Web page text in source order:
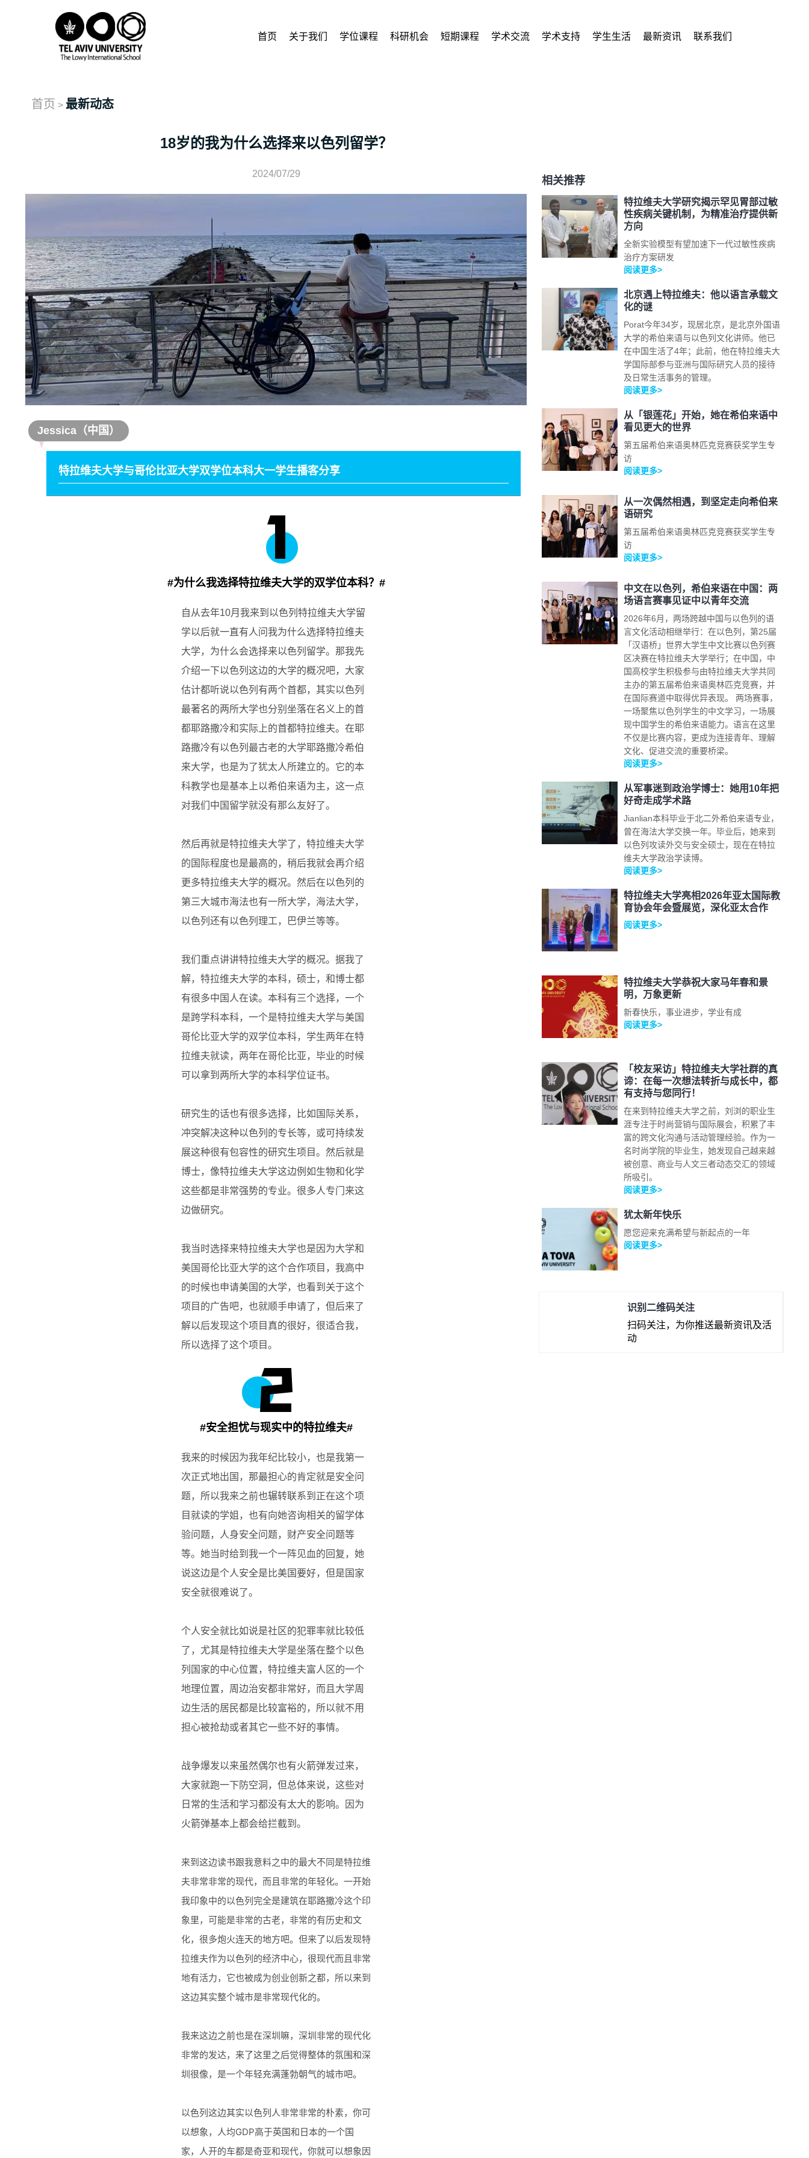
首页 关于我们 学位课程 科研机会 短期课程 学术交流 学术支持 学生生活 最新资讯 联系我们
首页 > 最新动态
18岁的我为什么选择来以色列留学？
2024/07/29
Jessica（中国）
特拉维夫大学与哥伦比亚大学双学位本科大一学生播客分享
#为什么我选择特拉维夫大学的双学位本科？#
自从去年10月我来到以色列特拉维夫大学留
学以后就一直有人问我为什么选择特拉维夫
大学，为什么会选择来以色列留学。那我先
介绍一下以色列这边的大学的概况吧，大家
估计都听说以色列有两个首都，其实以色列
最著名的两所大学也分别坐落在名义上的首
都耶路撒冷和实际上的首都特拉维夫。在耶
路撒冷有以色列最古老的大学耶路撒冷希伯
来大学，也是为了犹太人所建立的。它的本
科教学也是基本上以希伯来语为主，这一点
对我们中国留学就没有那么友好了。
然后再就是特拉维夫大学了，特拉维夫大学
的国际程度也是最高的，稍后我就会再介绍
更多特拉维夫大学的概况。然后在以色列的
第三大城市海法也有一所大学，海法大学，
以色列还有以色列理工，巴伊兰等等。
我们重点讲讲特拉维夫大学的概况。据我了
解，特拉维夫大学的本科，硕士，和博士都
有很多中国人在读。本科有三个选择，一个
是跨学科本科，一个是特拉维夫大学与美国
哥伦比亚大学的双学位本科，学生两年在特
拉维夫就读，两年在哥伦比亚，毕业的时候
可以拿到两所大学的本科学位证书。
研究生的话也有很多选择，比如国际关系，
冲突解决这种以色列的专长等，或可持续发
展这种很有包容性的研究生项目。然后就是
博士，像特拉维夫大学这边例如生物和化学
这些都是非常强势的专业。很多人专门来这
边做研究。
我当时选择来特拉维夫大学也是因为大学和
美国哥伦比亚大学的这个合作项目，我高中
的时候也申请美国的大学，也看到关于这个
项目的广告吧，也就顺手申请了，但后来了
解以后发现这个项目真的很好，很适合我，
所以选择了这个项目。
#安全担忧与现实中的特拉维夫#
我来的时候因为我年纪比较小，也是我第一
次正式地出国，那最担心的肯定就是安全问
题，所以我来之前也辗转联系到正在这个项
目就读的学姐，也有向她咨询相关的留学体
验问题，人身安全问题，财产安全问题等
等。她当时给到我一个一阵见血的回复，她
说这边是个人安全是比美国要好，但是国家
安全就很难说了。
个人安全就比如说是社区的犯罪率就比较低
了，尤其是特拉维夫大学是坐落在整个以色
列国家的中心位置，特拉维夫富人区的一个
地理位置，周边治安都非常好，而且大学周
边生活的居民都是比较富裕的，所以就不用
担心被抢劫或者其它一些不好的事情。
战争爆发以来虽然偶尔也有火箭弹发过来，
大家就跑一下防空洞，但总体来说，这些对
日常的生活和学习都没有太大的影响。因为
火箭弹基本上都会给拦截到。
来到这边读书跟我意料之中的最大不同是特拉维
夫非常非常的现代，而且非常的年轻化。一开始
我印象中的以色列完全是建筑在耶路撒冷这个印
象里，可能是非常的古老，非常的有历史和文
化，很多炮火连天的地方吧。但来了以后发现特
拉维夫作为以色列的经济中心，很现代而且非常
地有活力，它也被成为创业创新之都，所以来到
这边其实整个城市是非常现代化的。
我来这边之前也是在深圳嘛，深圳非常的现代化
非常的发达，来了这里之后觉得整体的氛围和深
圳很像，是一个年轻充满蓬勃朝气的城市吧。
以色列这边其实以色列人非常非常的朴素，你可
以想象，人均GDP高于英国和日本的一个国
家，人开的车都是奇亚和现代，你就可以想象因
相关推荐
特拉维夫大学研究揭示罕见胃部过敏
性疾病关键机制，为精准治疗提供新
方向
全新实验模型有望加速下一代过敏性疾病
治疗方案研发
阅读更多>
北京遇上特拉维夫：他以语言承载文
化的谜
Porat今年34岁，现居北京，是北京外国语
大学的希伯来语与以色列文化讲师。他已
在中国生活了4年；此前，他在特拉维夫大
学国际部参与亚洲与国际研究人员的接待
及日常生活事务的管理。
阅读更多>
从「银莲花」开始，她在希伯来语中
看见更大的世界
第五届希伯来语奥林匹克竞赛获奖学生专
访
阅读更多>
从一次偶然相遇，到坚定走向希伯来
语研究
第五届希伯来语奥林匹克竞赛获奖学生专
访
阅读更多>
中文在以色列，希伯来语在中国：两
场语言赛事见证中以青年交流
2026年6月，两场跨越中国与以色列的语
言文化活动相继举行：在以色列，第25届
「汉语桥」世界大学生中文比赛以色列赛
区决赛在特拉维夫大学举行；在中国，中
国高校学生积极参与由特拉维夫大学共同
主办的第五届希伯来语奥林匹克竞赛，并
在国际赛道中取得优异表现。 两场赛事，
一场聚焦以色列学生的中文学习，一场展
现中国学生的希伯来语能力。语言在这里
不仅是比赛内容，更成为连接青年、理解
文化、促进交流的重要桥梁。
阅读更多>
从军事迷到政治学博士：她用10年把
好奇走成学术路
Jianlian本科毕业于北二外希伯来语专业，
曾在海法大学交换一年。毕业后，她来到
以色列攻读外交与安全硕士，现在在特拉
维夫大学政治学读博。
阅读更多>
特拉维夫大学亮相2026年亚太国际教
育协会年会暨展览，深化亚太合作
阅读更多>
特拉维夫大学恭祝大家马年春和景
明，万象更新
新春快乐，事业进步，学业有成
阅读更多>
「校友采访」特拉维夫大学社群的真
谛：在每一次想法转折与成长中，都
有支持与您同行！
在来到特拉维夫大学之前，刘浏的职业生
涯专注于时尚营销与国际展会，积累了丰
富的跨文化沟通与活动管理经验。作为一
名时尚学院的毕业生，她发现自己越来越
被创意、商业与人文三者动态交汇的领域
所吸引。
阅读更多>
犹太新年快乐
愿您迎来充满希望与新起点的一年
阅读更多>
识别二维码关注
扫码关注，为你推送最新资讯及活
动